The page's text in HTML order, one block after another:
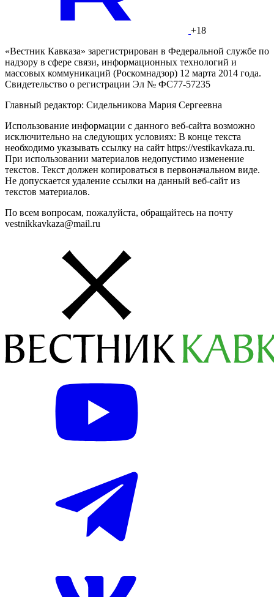
+18
«Вестник Кавказа» зарегистрирован в Федеральной службе по
надзору в сфере связи, информационных технологий и
массовых коммуникаций (Роскомнадзор) 12 марта 2014 года.
Свидетельство о регистрации Эл № ФС77-57235
Главный редактор: Сидельникова Мария Сергеевна
Использование информации с данного веб-сайта возможно
исключительно на следующих условиях: В конце текста
необходимо указывать ссылку на сайт https://vestikavkaza.ru.
При использовании материалов недопустимо изменение
текстов. Текст должен копироваться в первоначальном виде.
Не допускается удаление ссылки на данный веб-сайт из
текстов материалов.
По всем вопросам, пожалуйста, обращайтесь на почту
vestnikkavkaza@mail.ru